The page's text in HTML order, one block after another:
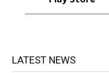
LATEST NEWS